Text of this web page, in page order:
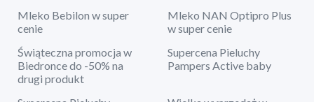
Mleko Bebilon w super
cenie
Mleko NAN Optipro Plus
w super cenie
Świąteczna promocja w
Biedronce do -50% na
drugi produkt
Supercena Pieluchy
Pampers Active baby